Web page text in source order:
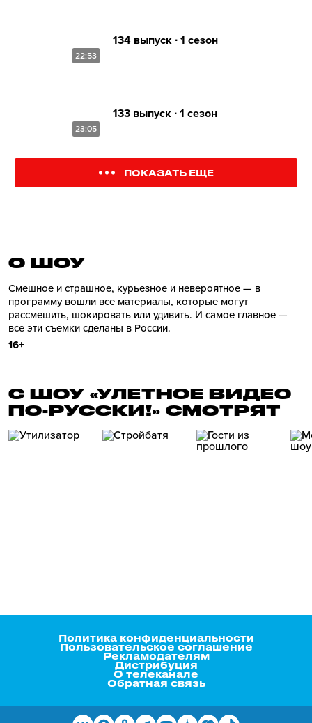
22:53
134 выпуск ∙ 1 сезон
23:05
133 выпуск ∙ 1 сезон
ПОКАЗАТЬ ЕЩЕ
О ШОУ
Смешное и страшное, курьезное и невероятное — в
программу вошли все материалы, которые могут
рассмешить, шокировать или удивить. И самое главное —
все эти съемки сделаны в России.
16+
С ШОУ «УЛЕТНОЕ ВИДЕО
ПО-РУССКИ!» СМОТРЯТ
Политика конфиденциальности
Пользовательское соглашение
Рекламодателям
Дистрибуция
О телеканале
Обратная связь